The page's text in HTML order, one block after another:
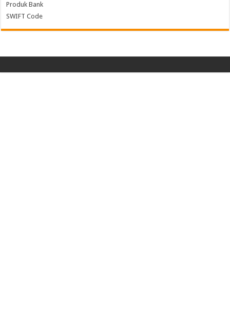
Produk Bank
SWIFT Code